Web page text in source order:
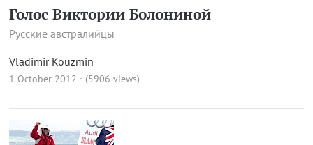
Голос Виктории Болониной
Русские австралийцы
Vladimir Kouzmin
1 October 2012 · (5906 views)